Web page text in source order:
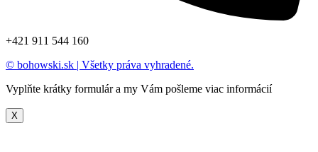
+421 911 544 160​
© bohowski.sk | Všetky práva vyhradené.
Vyplňte krátky formulár a my Vám pošleme viac informácií
X